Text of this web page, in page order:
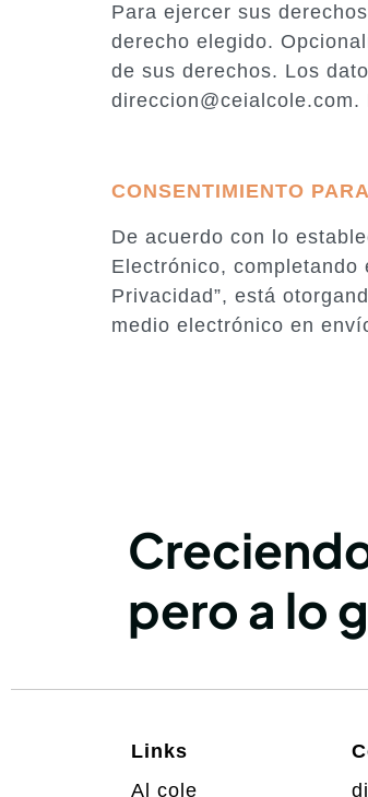
Para ejercer sus
derecho elegido.
de sus derechos. Los
CONSENTIMIENTO
De acuerdo con lo
Electrónico,
Privacidad”, está
medio electrónico en
pero a lo
Links
Al cole